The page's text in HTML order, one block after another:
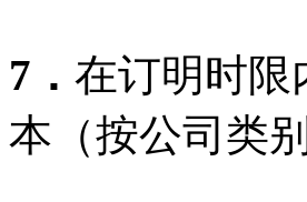
7． 在订明时限
本（按公司类